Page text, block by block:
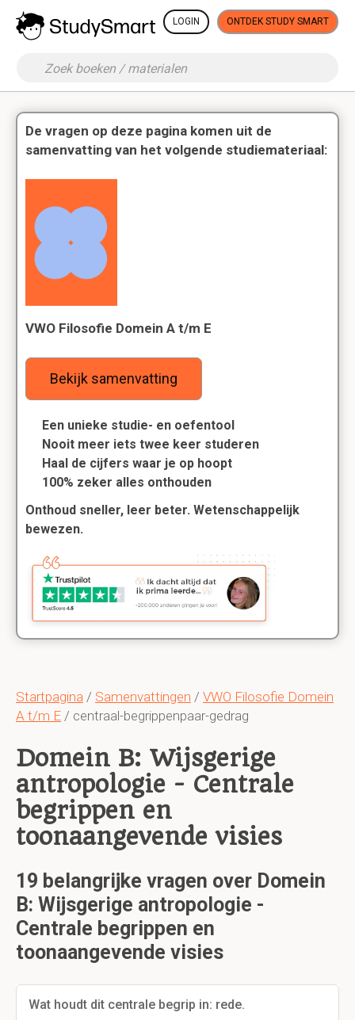
LOGIN ONTDEK STUDY SMART
Startpagina / Samenvattingen / VWO Filosofie Domein
A t/m E / centraal-begrippenpaar-gedrag
Domein B: Wijsgerige
antropologie - Centrale
begrippen en
toonaangevende visies
19 belangrijke vragen over Domein
B: Wijsgerige antropologie -
Centrale begrippen en
toonaangevende visies
Wat houdt dit centrale begrip in: rede.
De vragen op deze pagina komen uit de
samenvatting van het volgende studiemateriaal:
VWO Filosofie Domein A t/m E
Bekijk samenvatting
Een unieke studie- en oefentool
Nooit meer iets twee keer studeren
Haal de cijfers waar je op hoopt
100% zeker alles onthouden
Onthoud sneller, leer beter. Wetenschappelijk
bewezen.